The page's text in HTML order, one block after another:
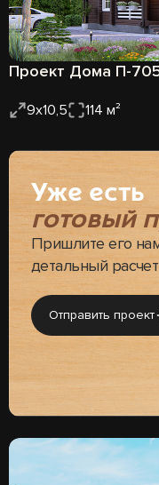
Проект Дома П-
9х10,5 114 м²
Уже есть
готовый
Пришлите его
детальный
Отправить проект